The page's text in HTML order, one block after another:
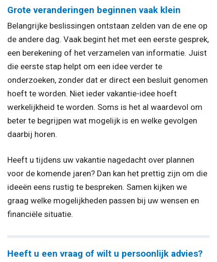
Grote veranderingen beginnen vaak klein
Belangrijke beslissingen ontstaan zelden van de ene op
de andere dag. Vaak begint het met een eerste gesprek,
een berekening of het verzamelen van informatie. Juist
die eerste stap helpt om een idee verder te
onderzoeken, zonder dat er direct een besluit genomen
hoeft te worden. Niet ieder vakantie-idee hoeft
werkelijkheid te worden. Soms is het al waardevol om
beter te begrijpen wat mogelijk is en welke gevolgen
daarbij horen.
Heeft u tijdens uw vakantie nagedacht over plannen
voor de komende jaren? Dan kan het prettig zijn om die
ideeën eens rustig te bespreken. Samen kijken we
graag welke mogelijkheden passen bij uw wensen en
financiële situatie.
Heeft u een vraag of wilt u persoonlijk advies?